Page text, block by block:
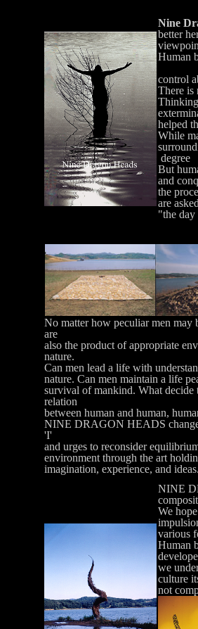
Nine
better
Human
control
There is
helped
While
degree
But
and
the
are
"the
No matter how peculiar men may
are
also the product of appropriate
nature.
Can men lead a life with
nature. Can men maintain a life
survival of mankind. What decide
relation
between human and human,
NINE DRAGON HEADS
'I'
and urges to reconsider
environment through the art
imagination, experience, and ideas.
NINE
We
various
Human
we
culture
not